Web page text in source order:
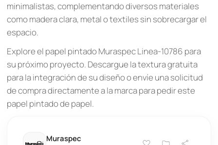
minimalistas, complementando diversos materiales
como madera clara, metal o textiles sin sobrecargar el
espacio.
Explore el papel pintado Muraspec Linea-10786 para
su próximo proyecto. Descargue la textura gratuita
para la integración de su diseño o envíe una solicitud
de compra directamente a la marca para pedir este
papel pintado de papel.
Muraspec